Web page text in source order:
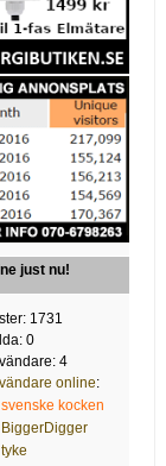
just nu!
1731
0
4
online:
svenske kocken
BiggerDigger
tyke